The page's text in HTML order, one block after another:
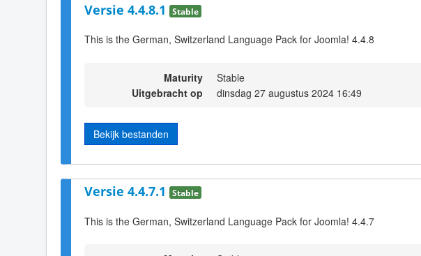
Versie 4.4.8.1 Stable
This is the German, Switzerland Language Pack for Joomla! 4.4.8
Maturity
Stable
Uitgebracht op
dinsdag 27 augustus 2024 16:49
Bekijk bestanden
Versie 4.4.7.1 Stable
This is the German, Switzerland Language Pack for Joomla! 4.4.7